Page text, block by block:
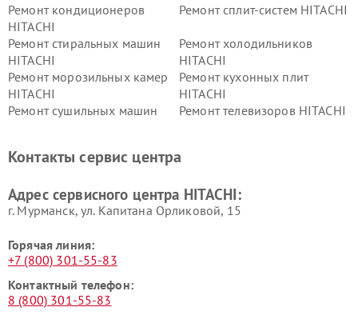
Ремонт кондиционеров
HITACHI
Ремонт сплит-систем HITACHI
Ремонт стиральных машин
HITACHI
Ремонт холодильников
HITACHI
Ремонт морозильных камер
HITACHI
Ремонт кухонных плит
HITACHI
Ремонт сушильных машин
Ремонт телевизоров HITACHI
данных HITACHI
HITACHI
HITACHI
HITACHI
Контакты сервис центра
Адрес сервисного центра HITACHI:
г. Мурманск, ул. Капитана Орликовой, 15
Горячая линия:
+7 (800) 301-55-83
Контактный телефон:
8 (800) 301-55-83